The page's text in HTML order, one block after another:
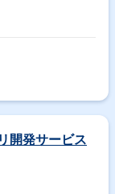
開発サービス